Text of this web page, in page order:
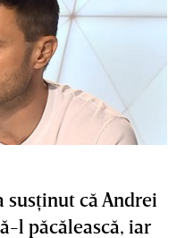
susţinut că Andrei
l păcălească, iar